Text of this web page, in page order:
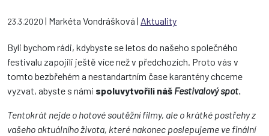
23.3.2020 | Markéta Vondrášková | Aktuality
Byli bychom rádi, kdybyste se letos do našeho společného
festivalu zapojili ještě více než v předchozích. Proto vás v
tomto bezbřehém a nestandartním čase karantény chceme
vyzvat, abyste s námi spoluvytvořili náš Festivalový spot.
Tentokrát nejde o hotové soutěžní filmy, ale o krátké postřehy z
vašeho aktuálního života, které nakonec poslepujeme ve finální